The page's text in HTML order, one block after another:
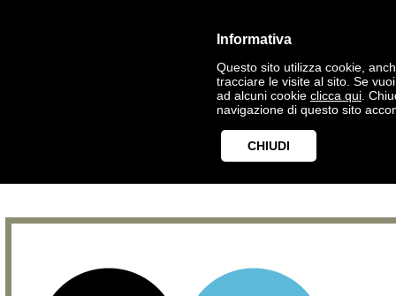
Informativa
Questo sito utilizza cookie,
tracciare le visite al sito. Se
ad alcuni cookie clicca qui .
navigazione di questo sito
CHIUDI